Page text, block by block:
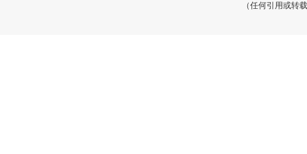
（任何引用或转